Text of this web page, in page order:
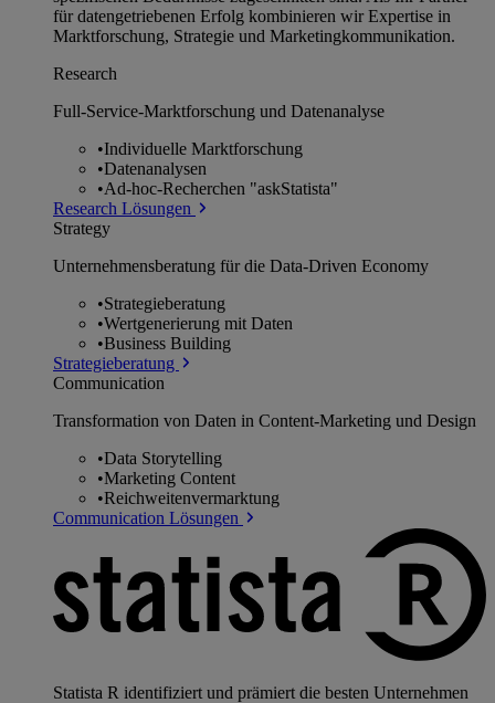
für datengetriebenen Erfolg kombinieren wir Expertise in
Marktforschung, Strategie und Marketingkommunikation.
Research
Full-Service-Marktforschung und Datenanalyse
•Individuelle Marktforschung
•Datenanalysen
•Ad-hoc-Recherchen "askStatista"
Research Lösungen
Strategy
Unternehmens­beratung für die Data-Driven Economy
•Strategieberatung
•Wertgenerierung mit Daten
•Business Building
Strategieberatung
Communication
Transformation von Daten in Content-Marketing und Design
•Data Storytelling
•Marketing Content
•Reichweitenvermarktung
Communication Lösungen
Statista R identifiziert und prämiert die besten Unternehmen